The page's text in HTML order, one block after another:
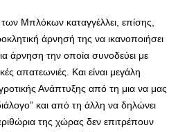
Μπλόκων καταγγέλλει, επίσης,
άρνησή της να ικανοποιήσει
άρνηση την οποία συνοδεύει με
απατεωνιές. Και είναι μεγάλη
Ανάπτυξης από τη μια να μας
και από τη άλλη να δηλώνει
της χώρας δεν επιτρέπουν